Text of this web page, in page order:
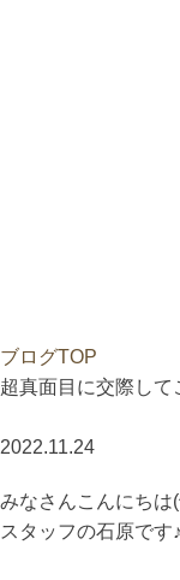
ブログTOP
超真面目に交際して
2022.11.24
みなさんこんにちは
スタッフの石原です♪